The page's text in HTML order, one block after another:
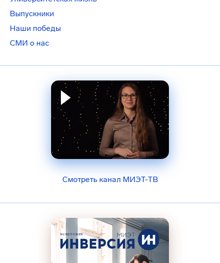
Выпускники
Наши победы
СМИ о нас
Смотреть канал МИЭТ-ТВ